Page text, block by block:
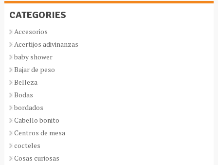
CATEGORIES
Accesorios
Acertijos adivinanzas
baby shower
Bajar de peso
Belleza
Bodas
bordados
Cabello bonito
Centros de mesa
cocteles
Cosas curiosas